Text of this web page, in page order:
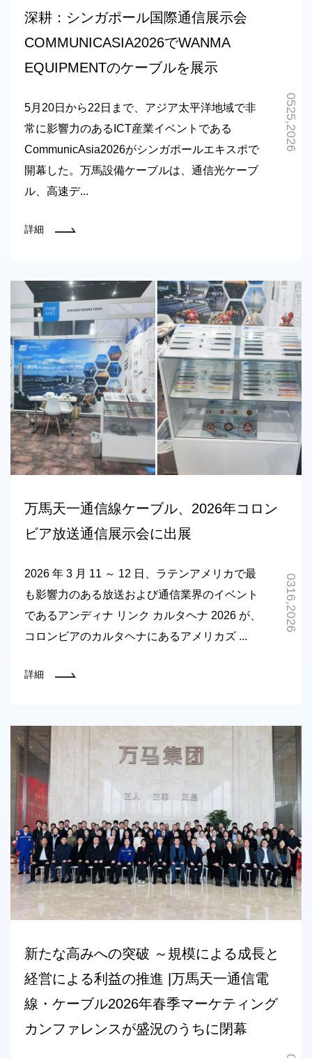
深耕：シンガポール国際通信展示会
COMMUNICASIA2026でWANMA
EQUIPMENTのケーブルを展示
5月20日から22日まで、アジア太平洋地域で非
常に影響力のあるICT産業イベントである
CommunicAsia2026がシンガポールエキスポで
開幕した。万馬設備ケーブルは、通信光ケーブ
ル、高速デ...
詳細
0525,2026
万馬天一通信線ケーブル、2026年コロン
ビア放送通信展示会に出展
2026 年 3 月 11 ～ 12 日、ラテンアメリカで最
も影響力のある放送および通信業界のイベント
であるアンディナ リンク カルタヘナ 2026 が、
コロンビアのカルタヘナにあるアメリカズ ...
詳細
0316,2026
新たな高みへの突破 ～規模による成長と
経営による利益の推進 |万馬天一通信電
線・ケーブル2026年春季マーケティング
カンファレンスが盛況のうちに閉幕